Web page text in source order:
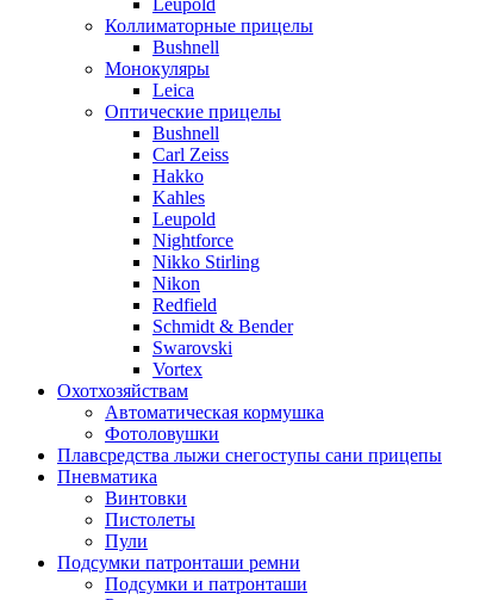
Leupold
Коллиматорные прицелы
Bushnell
Монокуляры
Leica
Оптические прицелы
Bushnell
Carl Zeiss
Hakko
Kahles
Leupold
Nightforce
Nikko Stirling
Nikon
Redfield
Schmidt & Bender
Swarovski
Vortex
Охотхозяйствам
Автоматическая кормушка
Фотоловушки
Плавсредства лыжи снегоступы сани прицепы
Пневматика
Винтовки
Пистолеты
Пули
Подсумки патронташи ремни
Подсумки и патронташи